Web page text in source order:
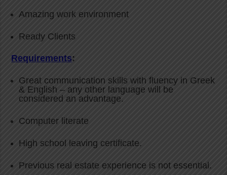
Amazing work environment
Ready Clients
Requirements:
Great communication skills with fluency in Greek
& English – any other language will be
considered an advantage.
Computer literate
High school leaving certificate.
Previous real estate experience is not essential.